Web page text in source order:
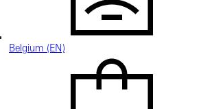
Belgium (EN)